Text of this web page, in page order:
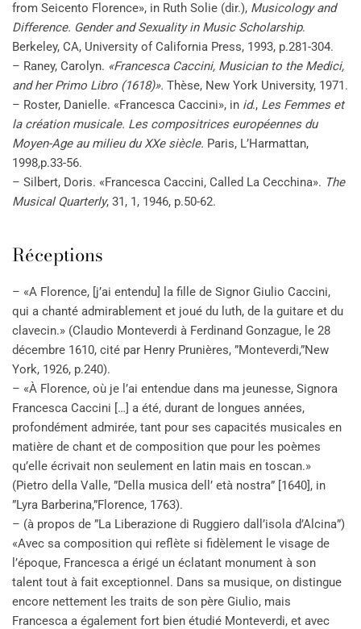
from Seicento Florence», in Ruth Solie (dir.), Musicology and
Difference. Gender and Sexuality in Music Scholarship.
Berkeley, CA, University of California Press, 1993, p.281-304.
– Raney, Carolyn. «Francesca Caccini, Musician to the Medici,
and her Primo Libro (1618)». Thèse, New York University, 1971.
– Roster, Danielle. «Francesca Caccini», in id., Les Femmes et
la création musicale. Les compositrices européennes du
Moyen-Age au milieu du XXe siècle. Paris, L’Harmattan,
1998,p.33-56.
– Silbert, Doris. «Francesca Caccini, Called La Cecchina». The
Musical Quarterly, 31, 1, 1946, p.50-62.
Réceptions
– «A Florence, [j’ai entendu] la fille de Signor Giulio Caccini,
qui a chanté admirablement et joué du luth, de la guitare et du
clavecin.» (Claudio Monteverdi à Ferdinand Gonzague, le 28
décembre 1610, cité par Henry Prunières, ”Monteverdi,”New
York, 1926, p.240).
– «À Florence, où je l’ai entendue dans ma jeunesse, Signora
Francesca Caccini […] a été, durant de longues années,
profondément admirée, tant pour ses capacités musicales en
matière de chant et de composition que pour les poèmes
qu’elle écrivait non seulement en latin mais en toscan.»
(Pietro della Valle, ”Della musica dell’ età nostra” [1640], in
”Lyra Barberina,”Florence, 1763).
– (à propos de ”La Liberazione di Ruggiero dall’isola d’Alcina”)
«Avec sa composition qui reflète si fidèlement le visage de
l’époque, Francesca a érigé un éclatant monument à son
talent tout à fait exceptionnel. Dans sa musique, on distingue
encore nettement les traits de son père Giulio, mais
Francesca a également fort bien étudié Monteverdi, et avec